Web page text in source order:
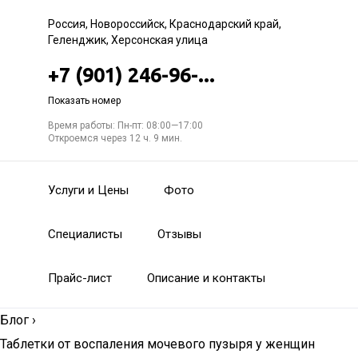
Россия, Новороссийск, Краснодарский край,
Геленджик, Херсонская улица
+7 (901) 246-96-...
Показать номер
Время работы: Пн-пт: 08:00—17:00
Откроемся через 12 ч. 9 мин.
Услуги и Цены Фото
Специалисты Отзывы
Прайс-лист Описание и контакты
Блог ›
Таблетки от воспаления мочевого пузыря у женщин